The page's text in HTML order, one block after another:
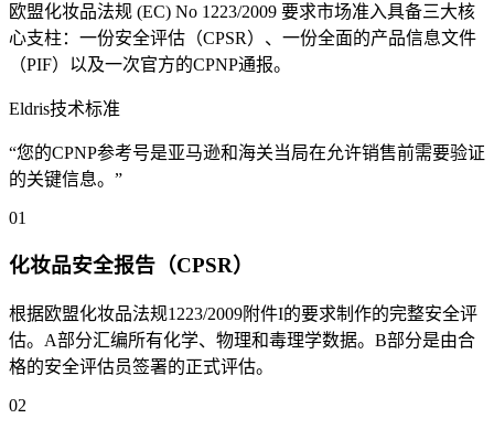
欧盟化妆品法规 (EC) No 1223/2009 要求市场准入具备三大核
心支柱：一份安全评估（CPSR）、一份全面的产品信息文件
（PIF）以及一次官方的CPNP通报。
Eldris技术标准
“您的CPNP参考号是亚马逊和海关当局在允许销售前需要验证
的关键信息。”
01
化妆品安全报告（CPSR）
根据欧盟化妆品法规1223/2009附件I的要求制作的完整安全评
估。A部分汇编所有化学、物理和毒理学数据。B部分是由合
格的安全评估员签署的正式评估。
02